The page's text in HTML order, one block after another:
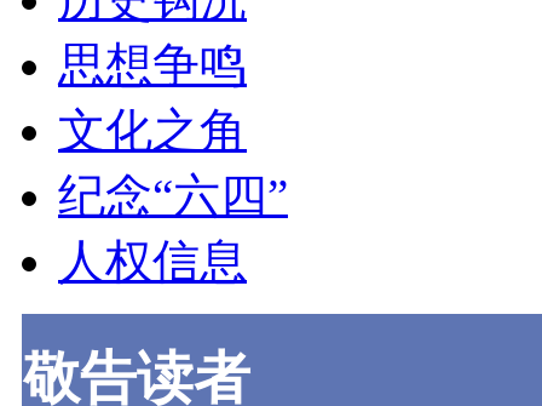
思想争鸣
文化之角
纪念“六四”
人权信息
敬告读者